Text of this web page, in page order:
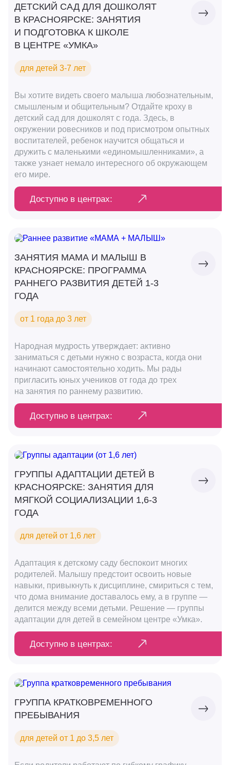
ДЕТСКИЙ САД ДЛЯ ДОШКОЛЯТ
В КРАСНОЯРСКЕ: ЗАНЯТИЯ
И ПОДГОТОВКА К ШКОЛЕ
В ЦЕНТРЕ «УМКА»
для детей 3-7 лет
Вы хотите видеть своего малыша любознательным,
смышленым и общительным? Отдайте кроху в
детский сад для дошколят с года. Здесь, в
окружении ровесников и под присмотром опытных
воспитателей, ребенок научится общаться и
дружить с маленькими «единомышленниками», а
также узнает немало интересного об окружающем
его мире.
Доступно в центрах:
ЗАНЯТИЯ МАМА И МАЛЫШ В
КРАСНОЯРСКЕ: ПРОГРАММА
РАННЕГО РАЗВИТИЯ ДЕТЕЙ 1-3
ГОДА
от 1 года до 3 лет
Народная мудрость утверждает: активно
заниматься с детьми нужно с возраста, когда они
начинают самостоятельно ходить. Мы рады
пригласить юных учеников от года до трех
на занятия по раннему развитию.
Доступно в центрах:
ГРУППЫ АДАПТАЦИИ ДЕТЕЙ В
КРАСНОЯРСКЕ: ЗАНЯТИЯ ДЛЯ
МЯГКОЙ СОЦИАЛИЗАЦИИ 1,6-3
ГОДА
для детей от 1,6 лет
Адаптация к детскому саду беспокоит многих
родителей. Малышу предстоит освоить новые
навыки, привыкнуть к дисциплине, смириться с тем,
что дома внимание доставалось ему, а в группе —
делится между всеми детьми. Решение — группы
адаптации для детей в семейном центре «Умка».
Доступно в центрах:
ГРУППА КРАТКОВРЕМЕННОГО
ПРЕБЫВАНИЯ
для детей от 1 до 3,5 лет